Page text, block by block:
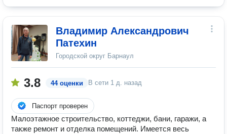
Владимир Александрович
Патехин
Городской округ Барнаул
3.8 44 оценки В сети 1 д. назад
Паспорт проверен
Малоэтажное строительство, коттеджи, бани, гаражи, а
также ремонт и отделка помещений. Имеется весь